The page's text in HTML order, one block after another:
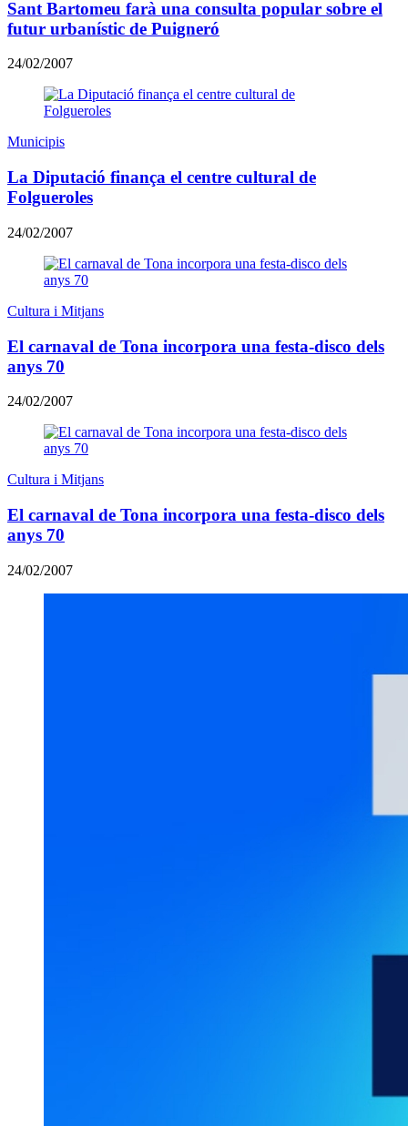
Sant Bartomeu farà una consulta popular sobre el
futur urbanístic de Puigneró
24/02/2007
Municipis
La Diputació finança el centre cultural de
Folgueroles
24/02/2007
Cultura i Mitjans
El carnaval de Tona incorpora una festa-disco dels
anys 70
24/02/2007
Cultura i Mitjans
El carnaval de Tona incorpora una festa-disco dels
anys 70
24/02/2007